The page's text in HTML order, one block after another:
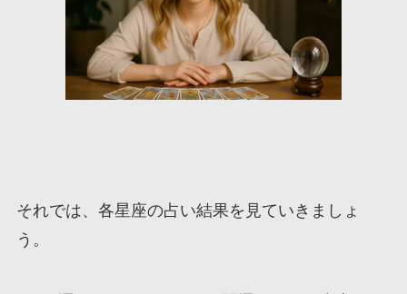
それでは、各星座の占い結果を見ていきましょ
う。